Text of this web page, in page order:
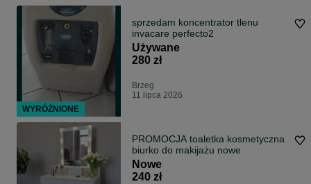
sprzedam koncentrator tlenu
invacare perfecto2
Używane
280 zł
Brzeg
11 lipca 2026
PROMOCJA toaletka kosmetyczna
biurko do makijażu nowe
Nowe
240 zł
WYRÓŻNIONE